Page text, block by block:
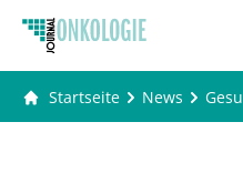
Startseite News